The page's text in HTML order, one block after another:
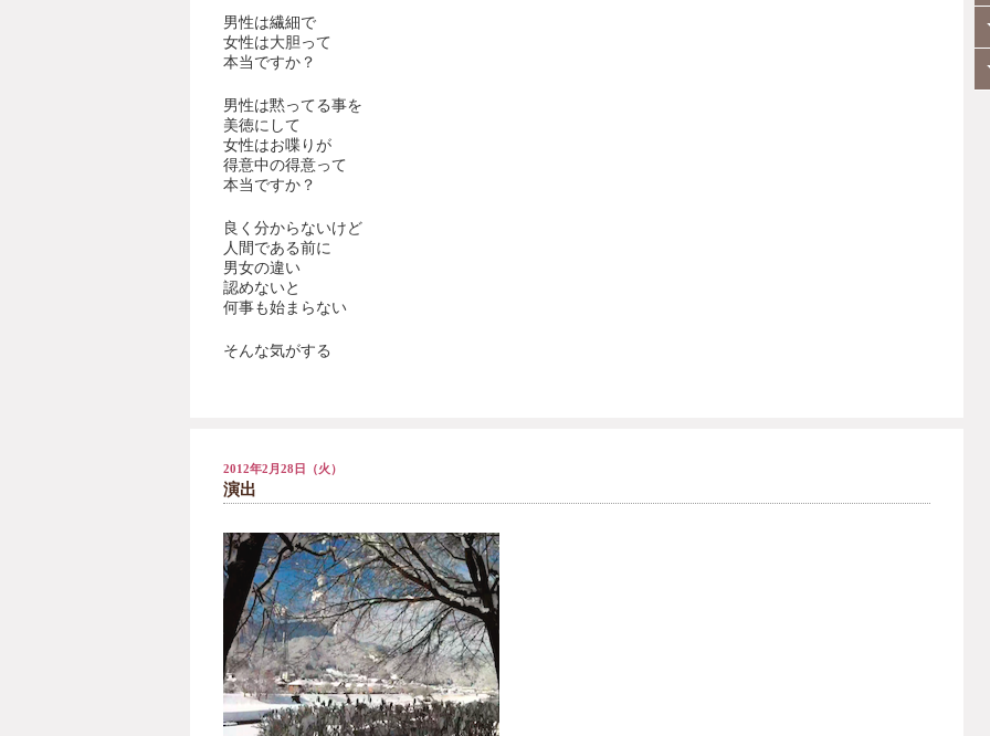
男性は繊細で
女性は大胆って
本当ですか？
男性は黙ってる事を
美徳にして
女性はお喋りが
得意中の得意って
本当ですか？
良く分からないけど
人間である前に
男女の違い
認めないと
何事も始まらない
そんな気がする
2012年2月28日（火）
演出